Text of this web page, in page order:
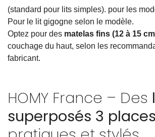
(standard pour lits simples). pour les
Pour le lit gigogne selon le modèle.
Optez pour des matelas fins (12 à 15
couchage du haut, selon les
fabricant.
HOMY France – Des
superposés 3 places